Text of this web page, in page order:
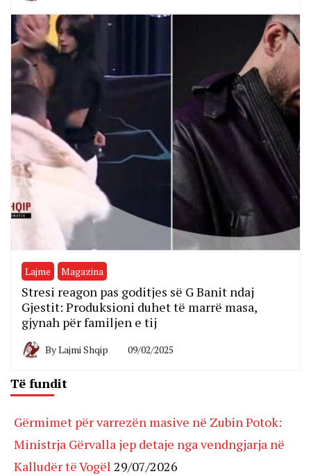
Lajme Magazina
Stresi reagon pas goditjes së G Banit ndaj
Gjestit: Produksioni duhet të marrë masa,
gjynah për familjen e tij
ByLajmi Shqip 09/02/2025
Të fundit
Gërmimet për varrezën masive në Zubin Potok:
Ministrja Gërvalla jep detaje nga vendngjarja në
Kalludër të Vogël 29/07/2026